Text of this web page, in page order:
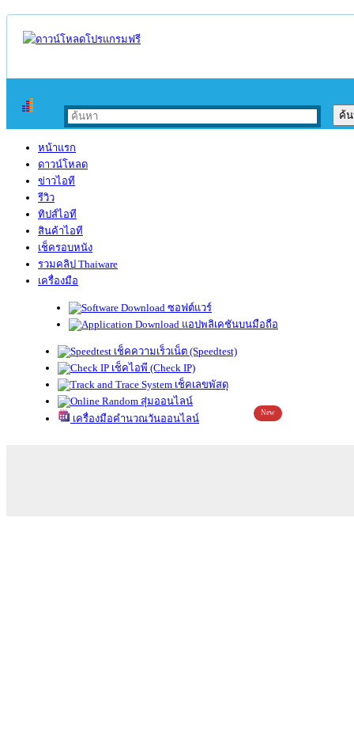
หน้าแรก
ดาวน์โหลด
ข่าวไอที
รีวิว
ทิปส์ไอที
สินค้าไอที
เช็ครอบหนัง
รวมคลิป Thaiware
เครื่องมือ
ซอฟต์แวร์
แอปพลิเคชันบนมือถือ
เช็คความเร็วเน็ต (Speedtest)
เช็คไอพี (Check IP)
เช็คเลขพัสดุ
สุ่มออนไลน์
เครื่องมือคำนวณวันออนไลน์
New